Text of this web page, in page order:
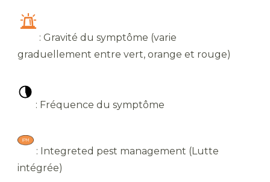
: Gravité du symptôme (varie
graduellement entre vert, orange et rouge)
: Fréquence du symptôme
: Integreted pest management (Lutte
intégrée)